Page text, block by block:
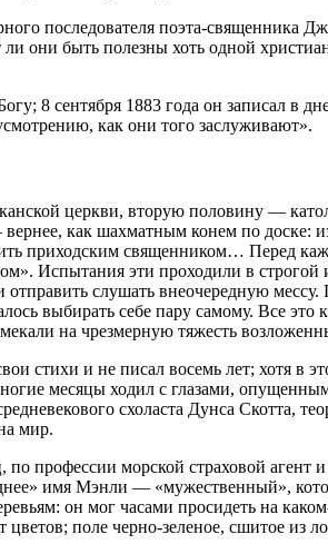
последователя поэта-священника
они быть полезны хоть одной
8 сентября 1883 года он записал в
как они того заслуживают».
церкви, вторую половину —
как шахматным конем по доске:
приходским священником… Перед
Испытания эти проходили в
слушать внеочередную
выбирать себе пару самому. Все это
на чрезмерную тяжесть
стихи и не писал восемь лет; хотя в
месяцы ходил с глазами,
схоласта Дунса Скотта,
мир.
профессии морской страховой
имя Мэнли — «мужественный»,
он мог часами просидеть на
цветов; поле черно-зеленое, сшитое из